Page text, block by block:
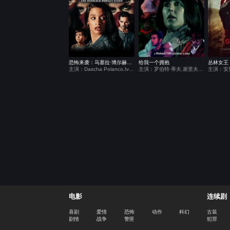
恐怖来袭：马塞拉·博尔赫斯的故事
主演：Dascha Polanco,Ivan Lopez,Nisa Gunduz
给我一个拥抱
主演：罗伯特·蒂夫,谢里夫·马塔尔,凯特·莫伊拉
丛林女王
电影
喜剧 爱情 恐怖 动作
科幻
剧情
战争 警匪
连续剧
古装
犯罪